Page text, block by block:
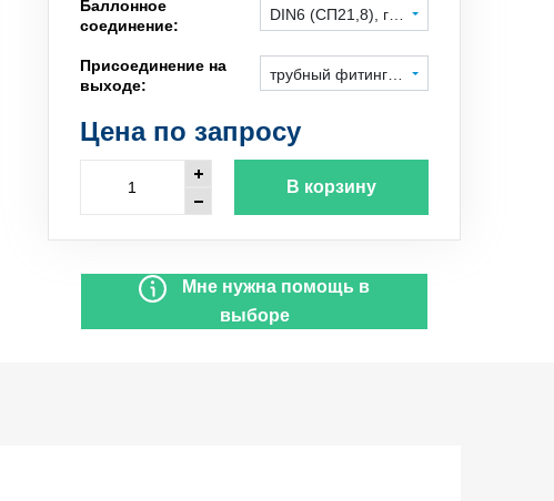
Баллонное
соединение:
Присоединение на
выходе:
Цена по запросу
В корзину
Мне нужна помощь в
выборе